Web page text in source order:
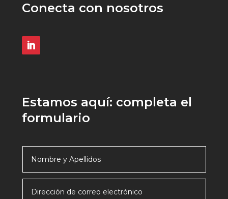
Conecta con nosotros
Estamos aquí: completa el
formulario